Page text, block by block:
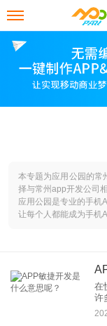
本专题为应用公园的常
择与常州app开发公司
应用公园是专业的手机
让每个人都能成为手机
在
许
活
的